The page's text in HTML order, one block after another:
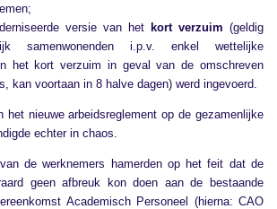
versie van het kort verzuim (geldig
samenwonenden i.p.v. enkel wettelijke
het kort verzuim in geval van de omschreven
kan voortaan in 8 halve dagen) werd ingevoerd.
het nieuwe arbeidsreglement op de gezamenlijke
echter in chaos.
de werknemers hamerden op het feit dat de
geen afbreuk kon doen aan de bestaande
Academisch Personeel (hierna: CAO